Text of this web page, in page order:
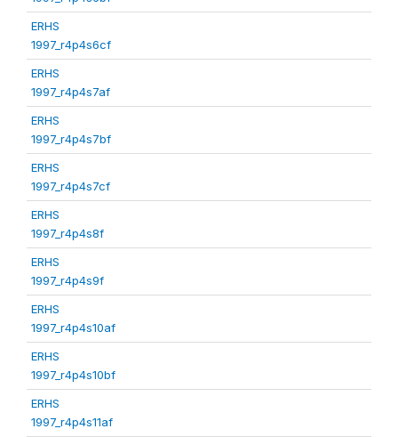
ERHS
1997_r4p4s6cf
ERHS
1997_r4p4s7af
ERHS
1997_r4p4s7bf
ERHS
1997_r4p4s7cf
ERHS
1997_r4p4s8f
ERHS
1997_r4p4s9f
ERHS
1997_r4p4s10af
ERHS
1997_r4p4s10bf
ERHS
1997_r4p4s11af